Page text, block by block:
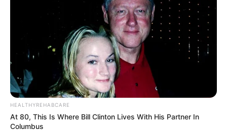
BLACKPINK IVE
HEALTHYREHABCARE
At 80, This Is Where Bill Clinton Lives With His Partner In
Columbus